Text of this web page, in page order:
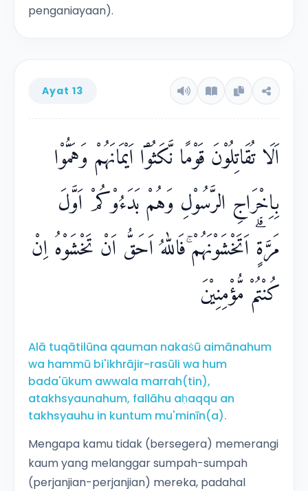
penganiayaan).
Ayat 13
اَلَا تُقَاتِلُوْنَ قَوْمًا نَّكَثُوْٓا اَيْمَانَهُمْ وَهَمُّوْا
بِاِخْرَاجِ الرَّسُوْلِ وَهُمْ بَدَءُوْكُمْ اَوَّلَ
مَرَّةٍۗ اَتَخْشَوْنَهُمْ ۚفَاللّٰهُ اَحَقُّ اَنْ تَخْشَوْهُ اِنْ
كُنْتُمْ مُّؤْمِنِيْنَ
Alā tuqātilūna qauman nakaṡū aimānahum
wa hammū bi'ikhrājir-rasūli wa hum
bada'ūkum awwala marrah(tin),
atakhsyaunahum, fallāhu aḥaqqu an
takhsyauhu in kuntum mu'minīn(a).
Mengapa kamu tidak (bersegera) memerangi
kaum yang melanggar sumpah-sumpah
(perjanjian-perjanjian) mereka, padahal